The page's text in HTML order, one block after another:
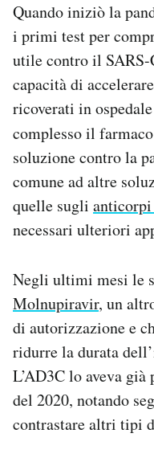
Quando iniziò la
i primi test per
utile contro il SARS-
capacità di
ricoverati in
complesso il
soluzione contro la
comune ad altre
quelle sugli
necessari ulteriori
Negli ultimi mesi le
Molnupiravir, un
di autorizzazione e
ridurre la durata
L’AD3C lo aveva
del 2020, notando
contrastare altri tipi